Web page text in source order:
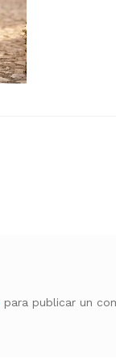
para publicar un